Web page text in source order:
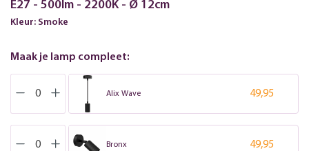
E27 - 500lm - 2200K - Ø 12cm
Kleur: Smoke
Maak je lamp compleet:
Alix Wave 49,95
Bronx 49,95